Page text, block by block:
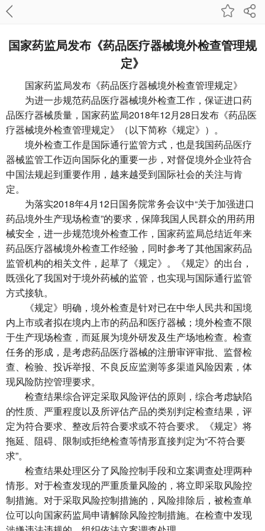
国家药监局发布《药品医疗器械境外检查管理规
定》
国家药监局发布《药品医疗器械境外检查管理规定》
为进一步规范药品医疗器械境外检查工作，保证进口药
品医疗器械质量，国家药监局2018年12月28日发布《药品医
疗器械境外检查管理规定》（以下简称《规定》）。
境外检查工作是国际通行监管方式，也是我国药品医疗
器械监管工作迈向国际化的重要一步，对督促境外企业符合
中国法规起到重要作用，越来越受到国际社会的关注与肯
定。
为落实2018年4月12日国务院常务会议中“关于加强进口
药品境外生产现场检查”的要求，保障我国人民群众的用药用
械安全，进一步规范境外检查工作，国家药监局总结近年来
药品医疗器械境外检查工作经验，同时参考了其他国家药品
监管机构的相关文件，起草了《规定》。《规定》的出台，
既强化了我国对于境外药械的监管，也实现与国际通行监管
方式接轨。
《规定》明确，境外检查是针对已在中华人民共和国境
内上市或者拟在境内上市的药品和医疗器械；境外检查不限
于生产现场检查，而延展为境外研发及生产场地检查。检查
任务的形成，是考虑药品医疗器械的注册审评审批、监督检
查、检验、投诉举报、不良反应监测等多渠道风险因素，体
现风险防控管理要求。
检查结果综合评定采取风险评估的原则，综合考虑缺陷
的性质、严重程度以及所评估产品的类别判定检查结果，评
定为符合要求、整改后符合要求或不符合要求。《规定》将
拖延、阻碍、限制或拒绝检查等情形直接判定为“不符合要
求”。
检查结果处理区分了风险控制手段和立案调查处理两种
情形。对于检查发现的严重质量风险的，将立即采取风险控
制措施。对于采取风险控制措施的，风险排除后，被检查单
位可以向国家药监局申请解除风险控制措施。在检查中发现